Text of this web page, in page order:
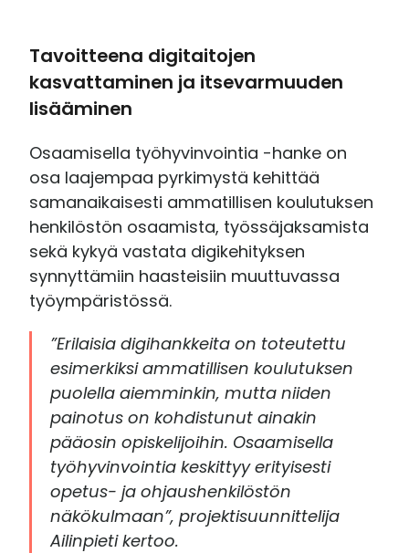
Tavoitteena digitaitojen
kasvattaminen ja itsevarmuuden
lisääminen
Osaamisella työhyvinvointia -hanke on
osa laajempaa pyrkimystä kehittää
samanaikaisesti ammatillisen koulutuksen
henkilöstön osaamista, työssäjaksamista
sekä kykyä vastata digikehityksen
synnyttämiin haasteisiin muuttuvassa
työympäristössä.
”Erilaisia digihankkeita on toteutettu
esimerkiksi ammatillisen koulutuksen
puolella aiemminkin, mutta niiden
painotus on kohdistunut ainakin
pääosin opiskelijoihin. Osaamisella
työhyvinvointia keskittyy erityisesti
opetus- ja ohjaushenkilöstön
näkökulmaan”, projektisuunnittelija
Ailinpieti kertoo.